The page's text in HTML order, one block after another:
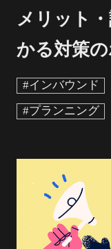
メリット
かる対策
#インバウンド
#プランニング